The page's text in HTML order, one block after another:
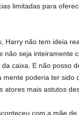
limitadas para
Harry não tem ideia
não seja inteiramente
caixa. E não posso
mente poderia ter sido
atores mais astutos
com a mãe de